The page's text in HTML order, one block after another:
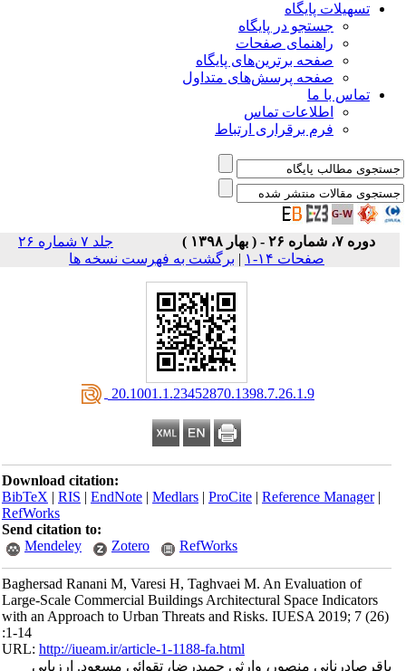
تسهیلات پایگاه
جستجو در پایگاه
راهنمای صفحات
صفحه برترین‌های پایگاه
صفحه پرسش‌های متداول
تماس با ما
اطلاعات تماس
فرم برقراری ارتباط
دوره ۷، شماره ۲۶ - ( بهار ۱۳۹۸ )
جلد ۷ شماره ۲۶
صفحات ۱۴-۱
| برگشت به فهرست نسخه ها
‎ 20.1001.1.23452870.1398.7.26.1.9
Download citation:
BibTeX|RIS|EndNote|Medlars|ProCite|Reference Manager
RefWorks
Send citation to:
Mendeley
Zotero RefWorks
Baghersad Ranani M, Varesi H, Taghvaei M. An Evaluation of
Large-Scale Commercial Buildings Architectural Space Indicators
with an Approach to Urban Threats and Risks. IUESA 2019; 7 (26)
:1-14
URL:http://iueam.ir/article-1-1188-fa.html
باقرصادرنانی منصور، وارثی حمیدرضا، تقوائی مسعود. ارزیابی